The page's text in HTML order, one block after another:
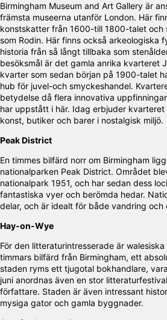
Birmingham Museum and Art Gallery är
främsta museerna utanför London. Här
konstskatter från 1600-till 1800-talet och
som Rodin. Här finns också arkeologiska
historia från så långt tillbaka som
besöksmål är det gamla anrika kvarteret
kvarter som sedan början på 1900-talet
hub för juvel-och smyckeshandel.
betydelse då flera innovativa
har uppstått i här. Idag erbjuder kvarteret
konst, butiker och barer i nostalgisk miljö.
Peak District
En timmes bilfärd norr om Birmingham
nationalparken Peak District. Området
nationalpark 1951, och har sedan dess
fantastiska vyer och berömda hedar.
delar, och är idealt för både vandring och
Hay-on-Wye
För den litteraturintresserade är
timmars bilfärd från Birmingham, ett
staden ryms ett tjugotal bokhandlare,
juni anordnas även en stor
författare. Staden är även intressant
mysiga gator och gamla byggnader.